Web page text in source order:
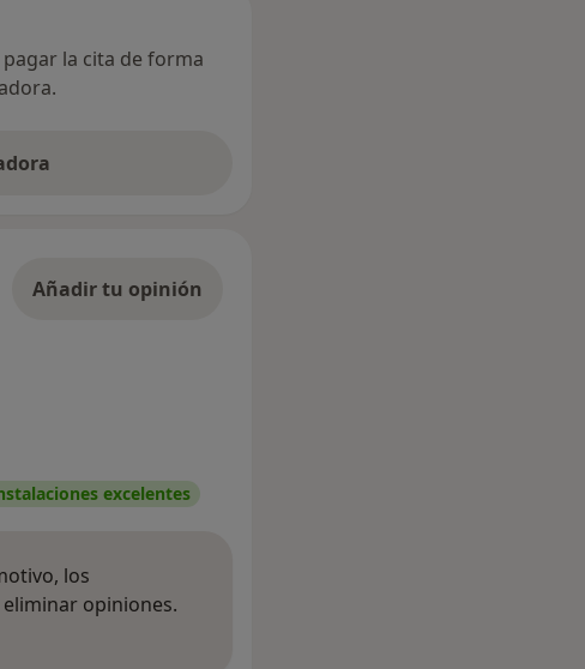
la cita de forma
Añadir tu opinión
excelentes
los
opiniones.